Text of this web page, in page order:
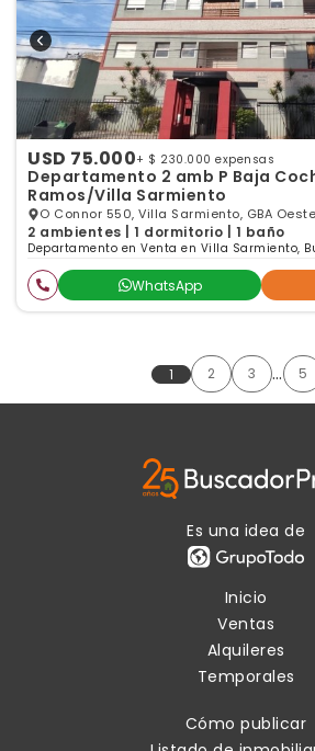
USD 75.000+ $ 230.000 expensas
Departamento 2 amb P Baja
Ramos/Villa Sarmiento
O Connor 550, Villa Sarmiento, GBA Oeste
2 ambientes | 1 dormitorio | 1 baño
Departamento en Venta en Villa Sarmiento,
WhatsApp
1 2 3 … 5
Es una idea de
Inicio
Ventas
Alquileres
Temporales
Cómo publicar